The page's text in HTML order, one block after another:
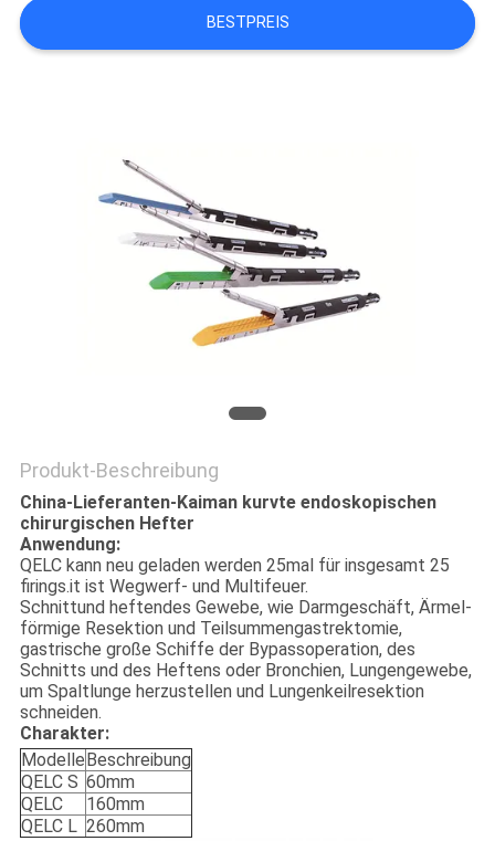
SIE
EIN
SITEMAP
BESTPREIS
Produkt-Beschreibung
China-Lieferanten-Kaiman kurvte endoskopischen
chirurgischen Hefter
Anwendung:
QELC kann neu geladen werden 25mal für insgesamt 25
firings.it ist Wegwerf- und Multifeuer.
Schnittund heftendes Gewebe, wie Darmgeschäft, Ärmel-
förmige Resektion und Teilsummengastrektomie,
gastrische große Schiffe der Bypassoperation, des
Schnitts und des Heftens oder Bronchien, Lungengewebe,
um Spaltlunge herzustellen und Lungenkeilresektion
schneiden.
Charakter:
Modelle Beschreibung
QELC S 60mm
QELC
160mm
QELC L 260mm